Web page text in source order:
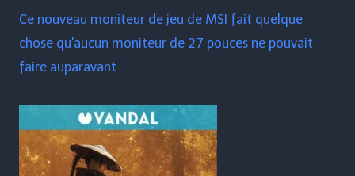
Ce nouveau moniteur de jeu de MSI fait quelque
chose qu'aucun moniteur de 27 pouces ne pouvait
faire auparavant